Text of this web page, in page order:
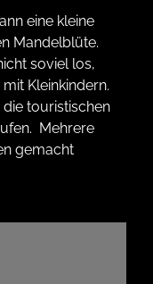
eine kleine
Mandelblüte.
soviel los,
Kleinkindern.
touristischen
Mehrere
gemacht